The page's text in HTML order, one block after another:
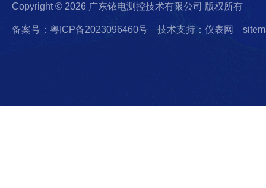
Copyright © 2026 广东铱电测控技术有限公司 版权所有
备案号：粤ICP备2023096460号 技术支持：仪表网